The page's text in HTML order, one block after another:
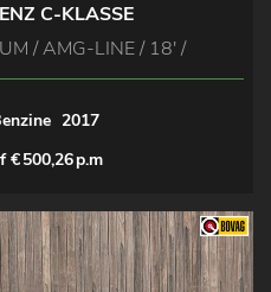
C-KLASSE
/ AMG-LINE / 18' /
2017
€500,26p.m